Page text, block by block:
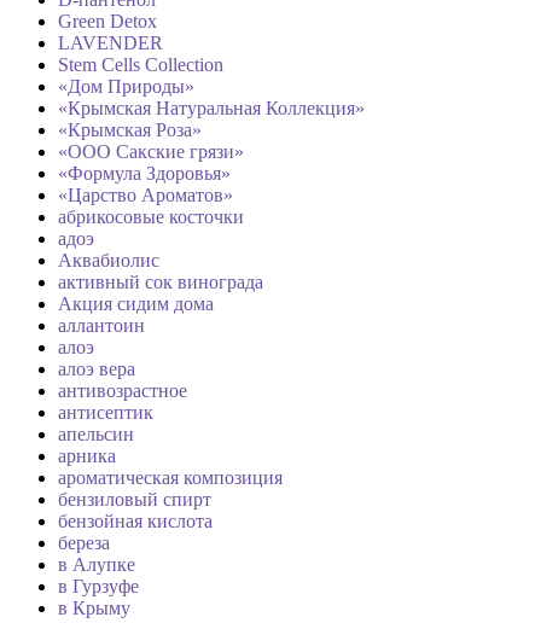
Green Detox
LAVENDER
Stem Cells Collection
«Дом Природы»
«Крымская Натуральная Коллекция»
«Крымская Роза»
«ООО Сакские грязи»
«Формула Здоровья»
«Царство Ароматов»
абрикосовые косточки
адоэ
Аквабиолис
активный сок винограда
Акция сидим дома
аллантоин
алоэ
алоэ вера
антивозрастное
антисептик
апельсин
арника
ароматическая композиция
бензиловый спирт
бензойная кислота
береза
в Алупке
в Гурзуфе
в Крыму